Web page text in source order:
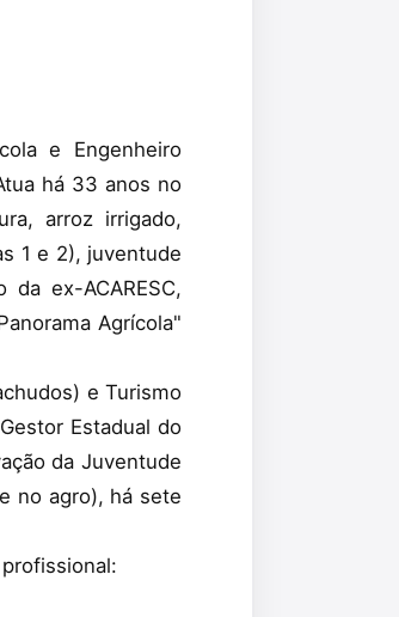
e Engenheiro
há 33 anos no
arroz irrigado,
1 e 2), juventude
ex-ACARESC,
Agrícola"
e Turismo
Estadual do
da Juventude
no agro), há sete